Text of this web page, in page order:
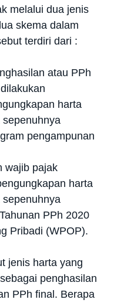
melalui dua jenis
skema dalam
terdiri dari :
atau PPh
harta
pengampunan
wajib pajak
harta
PPh 2020
Pribadi (WPOP).
jenis harta yang
penghasilan
PPh final. Berapa